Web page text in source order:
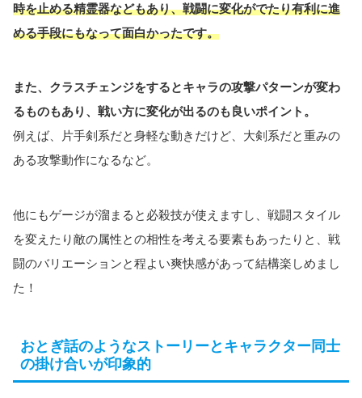
時を止める精霊器などもあり、戦闘に変化がでたり有利に進
める手段にもなって面白かったです。
また、クラスチェンジをするとキャラの攻撃パターンが変わ
るものもあり、戦い方に変化が出るのも良いポイント。
例えば、片手剣系だと身軽な動きだけど、大剣系だと重みの
ある攻撃動作になるなど。
他にもゲージが溜まると必殺技が使えますし、戦闘スタイル
を変えたり敵の属性との相性を考える要素もあったりと、戦
闘のバリエーションと程よい爽快感があって結構楽しめまし
た！
おとぎ話のようなストーリーとキャラクター同士
の掛け合いが印象的